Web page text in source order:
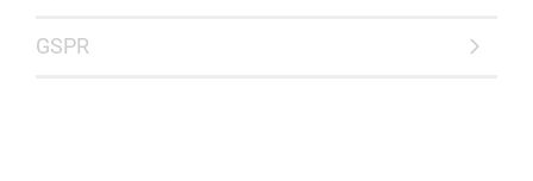
GSPR